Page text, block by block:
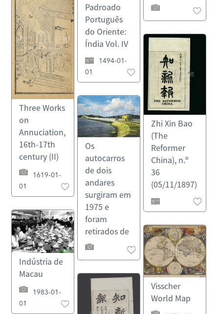
Padroado
Português
do Oriente:
Índia Vol. IV
1494-01-
01
Three Works
on
Annuciation,
16th-17th
century (II)
1619-01-
01
Zhi Xin Bao
(The
Reformer
China), n.º
36
(05/11/1897)
Os
autocarros
de dois
andares
surgiram em
1975 e
foram
retirados de
circulação
Indústria de
Macau
1983-01-
01
Visscher
World Map